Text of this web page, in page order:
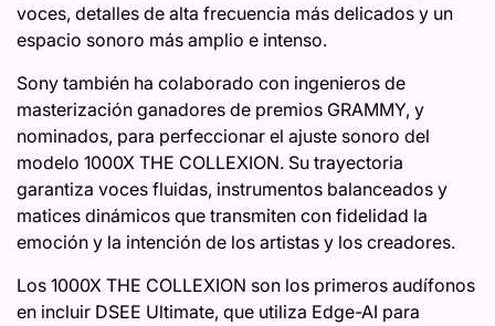
voces, detalles de alta frecuencia más delicados y un
espacio sonoro más amplio e intenso.
Sony también ha colaborado con ingenieros de
masterización ganadores de premios GRAMMY, y
nominados, para perfeccionar el ajuste sonoro del
modelo 1000X THE COLLEXION. Su trayectoria
garantiza voces fluidas, instrumentos balanceados y
matices dinámicos que transmiten con fidelidad la
emoción y la intención de los artistas y los creadores.
Los 1000X THE COLLEXION son los primeros audífonos
en incluir DSEE Ultimate, que utiliza Edge-AI para